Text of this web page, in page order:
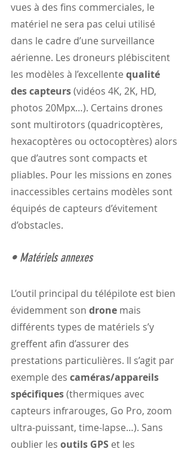
vues à des fins commerciales, le
matériel ne sera pas celui utilisé
dans le cadre d’une surveillance
aérienne. Les droneurs plébiscitent
les modèles à l’excellente qualité
des capteurs (vidéos 4K, 2K, HD,
photos 20Mpx…). Certains drones
sont multirotors (quadricoptères,
hexacoptères ou octocoptères) alors
que d’autres sont compacts et
pliables. Pour les missions en zones
inaccessibles certains modèles sont
équipés de capteurs d’évitement
d’obstacles.
• Matériels annexes
L’outil principal du télépilote est bien
évidemment son drone mais
différents types de matériels s’y
greffent afin d’assurer des
prestations particulières. Il s’agit par
exemple des caméras/appareils
spécifiques (thermiques avec
capteurs infrarouges, Go Pro, zoom
ultra-puissant, time-lapse…). Sans
oublier les outils GPS et les